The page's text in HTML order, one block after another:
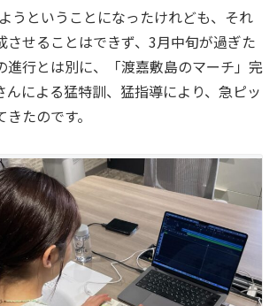
うということになったけれども、それ
させることはできず、3月中旬が過ぎた
進行とは別に、「渡嘉敷島のマーチ」完
んによる猛特訓、猛指導により、急ピッ
たのです。